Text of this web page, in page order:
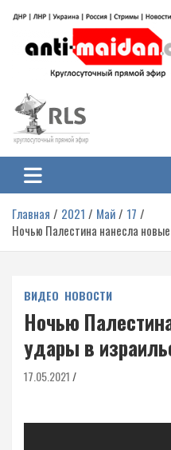
содержимому
Антимайдан:
на Украине
гражданской войне на Украине,
ЛНР и других регионах.
Главная 2021 Май
17
Ночью Палестина нанесла
ВИДЕО НОВОСТИ
Ночью
удары в
17.05.2021